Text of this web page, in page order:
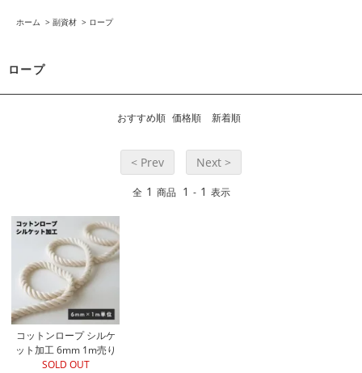
ホーム > 副資材 > ロープ
ロープ
おすすめ順 価格順 新着順
< Prev Next >
全 1 商品 1 - 1 表示
コットンロープ シルケ
ット加工 6mm 1m売り
SOLD OUT